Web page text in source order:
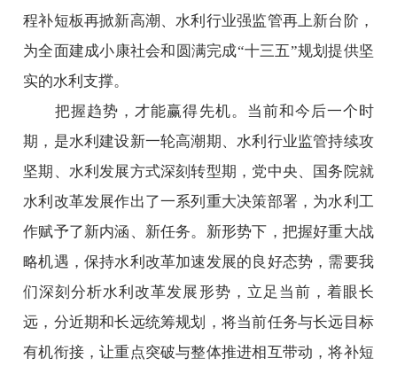
程补短板再掀新高潮、水利行业强监管再上新台阶，
为全面建成小康社会和圆满完成“十三五”规划提供坚
实的水利支撑。
把握趋势，才能赢得先机。当前和今后一个时
期，是水利建设新一轮高潮期、水利行业监管持续攻
坚期、水利发展方式深刻转型期，党中央、国务院就
水利改革发展作出了一系列重大决策部署，为水利工
作赋予了新内涵、新任务。新形势下，把握好重大战
略机遇，保持水利改革加速发展的良好态势，需要我
们深刻分析水利改革发展形势，立足当前，着眼长
远，分近期和长远统筹规划，将当前任务与长远目标
有机衔接，让重点突破与整体推进相互带动，将补短